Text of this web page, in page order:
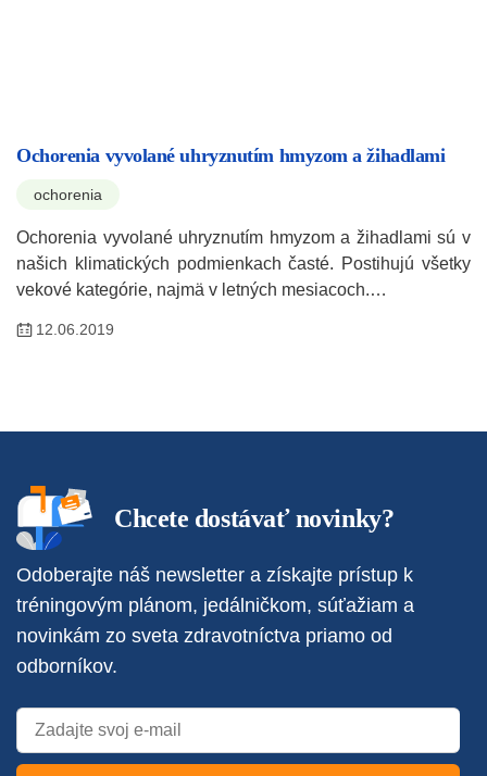
Ochorenia vyvolané uhryznutím hmyzom a žihadlami
ochorenia
Ochorenia vyvolané uhryznutím hmyzom a žihadlami sú v
našich klimatických podmienkach časté. Postihujú všetky
vekové kategórie, najmä v letných mesiacoch.…
12.06.2019
Chcete dostávať novinky?
Odoberajte náš newsletter a získajte prístup k
tréningovým plánom, jedálničkom, súťažiam a
novinkám zo sveta zdravotníctva priamo od
odborníkov.